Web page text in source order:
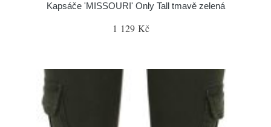
Kapsáče 'MISSOURI' Only Tall tmavě zelená
1 129 Kč